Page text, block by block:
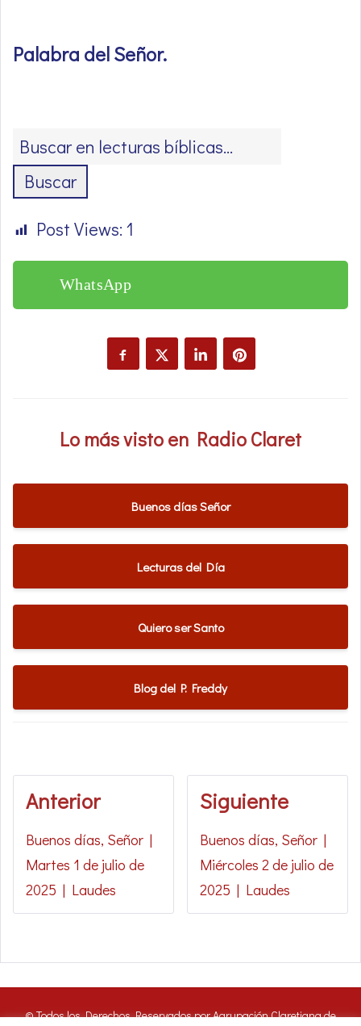
Palabra del Señor.
Buscar
Post Views: 1
WhatsApp
Lo más visto en Radio Claret
Buenos días Señor
Lecturas del Día
Quiero ser Santo
Blog del P. Freddy
Anterior
Buenos días, Señor |
Martes 1 de julio de
2025 | Laudes
Siguiente
Buenos días, Señor |
Miércoles 2 de julio de
2025 | Laudes
© Todos los Derechos Reservados por Agrupación Claretiana de